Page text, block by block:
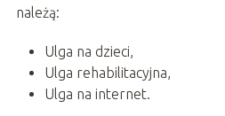
należą:
Ulga na dzieci,
Ulga rehabilitacyjna,
Ulga na internet.